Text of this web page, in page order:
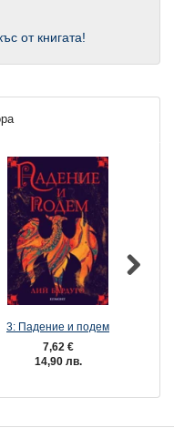
от книгата!
3: Падение и подем
7,62 €
14,90 лв.